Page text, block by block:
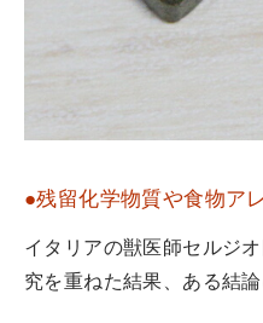
●残留化学物質や食物ア
イタリアの獣医師セルジ
究を重ねた結果、ある結